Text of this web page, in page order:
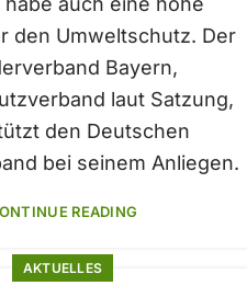
den Umweltschutz. Der
Bayern,
laut Satzung,
den Deutschen
bei seinem Anliegen.
READING
AKTUELLES